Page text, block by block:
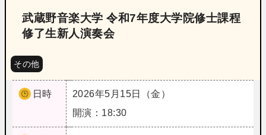
武蔵野音楽大学 令和7年度大学院修士課程
修了生新人演奏会
その他
日時
2026年5月15日（金）
開演：18:30